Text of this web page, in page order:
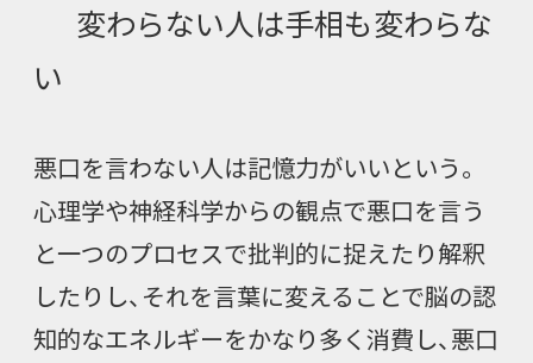
変わらない人は手相も変わらな
い
悪口を言わない人は記憶力がいいという。
心理学や神経科学からの観点で悪口を言う
と一つのプロセスで批判的に捉えたり解釈
したりし、それを言葉に変えることで脳の認
知的なエネルギーをかなり多く消費し、悪口